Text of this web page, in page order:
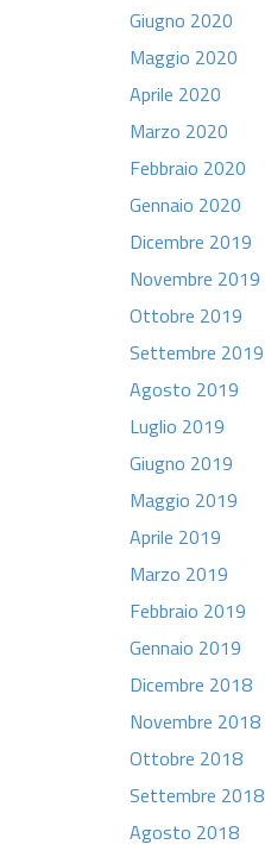
Giugno 2020
Maggio 2020
Aprile 2020
Marzo 2020
Febbraio 2020
Gennaio 2020
Dicembre 2019
Novembre 2019
Ottobre 2019
Settembre 2019
Agosto 2019
Luglio 2019
Giugno 2019
Maggio 2019
Aprile 2019
Marzo 2019
Febbraio 2019
Gennaio 2019
Dicembre 2018
Novembre 2018
Ottobre 2018
Settembre 2018
Agosto 2018